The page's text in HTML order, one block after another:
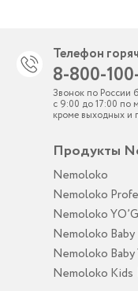
Телефон
8-800-
Звонок по России
с 9:00 до 17:00 по
кроме выходных и
Продукты
Nemoloko
Nemoloko
Nemoloko
Nemoloko Baby
Nemoloko Baby
Nemoloko Kids